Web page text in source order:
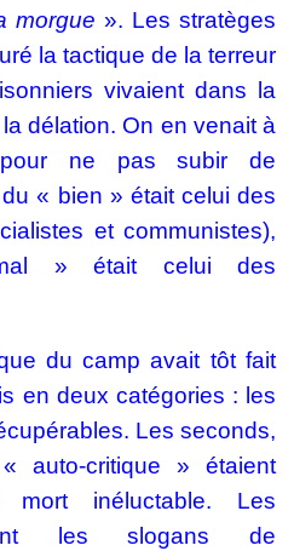
morgue ». Les stratèges
la tactique de la terreur
vivaient dans la
délation. On en venait à
pour ne pas subir de
« bien » était celui des
et communistes),
» était celui des
du camp avait tôt fait
en deux catégories : les
Les seconds,
auto-critique » étaient
inéluctable. Les
les slogans de